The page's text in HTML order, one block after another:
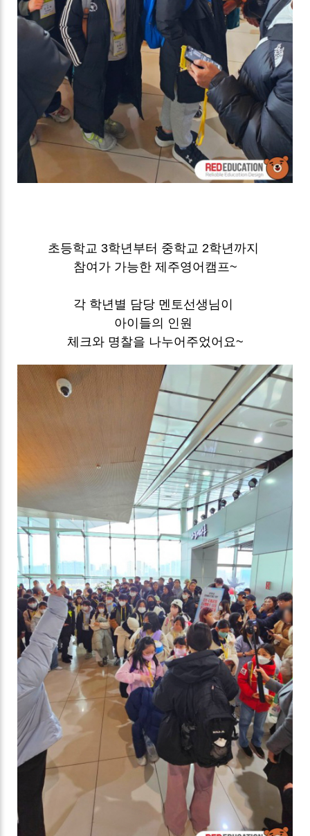
초등학교 3학년부터 중학교 2학년까지
참여가 가능한 제주영어캠프~
각 학년별 담당 멘토선생님이
아이들의 인원
체크와 명찰을 나누어주었어요~